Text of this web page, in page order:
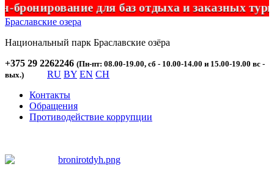
для баз отдыха и заказных
Браславские озера
Национальный парк Браславские озёра
+375 29 2262246 (Пн-пт: 08.00-19.00, сб - 10.00-14.00 и 15.00-19.00 вс -
вых.)
RU BY EN CH
Контакты
Обращения
Противодействие коррупции